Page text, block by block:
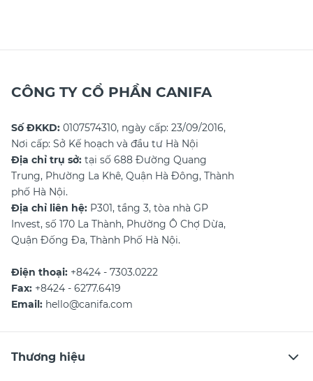
CÔNG TY CỔ PHẦN CANIFA
Số ĐKKD: 0107574310, ngày cấp: 23/09/2016,
Nơi cấp: Sở Kế hoạch và đầu tư Hà Nội
Địa chỉ trụ sở: tại số 688 Đường Quang
Trung, Phường La Khê, Quận Hà Đông, Thành
phố Hà Nội.
Địa chỉ liên hệ: P301, tầng 3, tòa nhà GP
Invest, số 170 La Thành, Phường Ô Chợ Dừa,
Quận Đống Đa, Thành Phố Hà Nội.
Điện thoại: +8424 - 7303.0222
Fax: +8424 - 6277.6419
Email: hello@canifa.com
Thương hiệu